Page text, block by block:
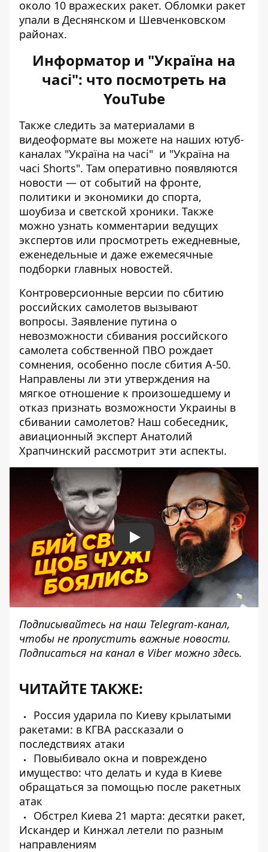
около 10 вражеских ракет. Обломки ракет
упали в Деснянском и Шевченковском
районах.
Информатор и "Україна на
часі": что посмотреть на
YouTube
Также следить за материалами в
видеоформате вы можете на наших ютуб-
каналах "Україна на часі" и "Україна на
часі Shorts". Там оперативно появляются
новости — от событий на фронте,
политики и экономики до спорта,
шоубиза и светской хроники. Также
можно узнать комментарии ведущих
экспертов или просмотреть ежедневные,
еженедельные и даже ежемесячные
подборки главных новостей.
Контроверсионные версии по сбитию
российских самолетов вызывают
вопросы. Заявление путина о
невозможности сбивания российского
самолета собственной ПВО рождает
сомнения, особенно после сбития А-50.
Направлены ли эти утверждения на
мягкое отношение к произошедшему и
отказ признать возможности Украины в
сбивании самолетов? Наш собеседник,
авиационный эксперт Анатолий
Храпчинский рассмотрит эти аспекты.
Play
Подписывайтесь на наш Telegram-канал,
чтобы не пропустить важные новости.
Подписаться на канал в Viber можно здесь.
ЧИТАЙТЕ ТАКЖЕ:
Россия ударила по Киеву крылатыми
ракетами: в КГВА рассказали о
последствиях атаки
Повыбивало окна и повреждено
имущество: что делать и куда в Киеве
обращаться за помощью после ракетных
атак
Обстрел Киева 21 марта: десятки ракет,
Искандер и Кинжал летели по разным
направлениям